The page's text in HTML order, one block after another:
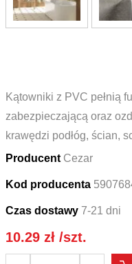
Kątowniki z PVC pełnią
zabezpieczającą oraz
krawędzi podłóg, ścian,
Producent Cezar
Kod producenta
Czas dostawy 7-21 dni
10.29 zł/szt.